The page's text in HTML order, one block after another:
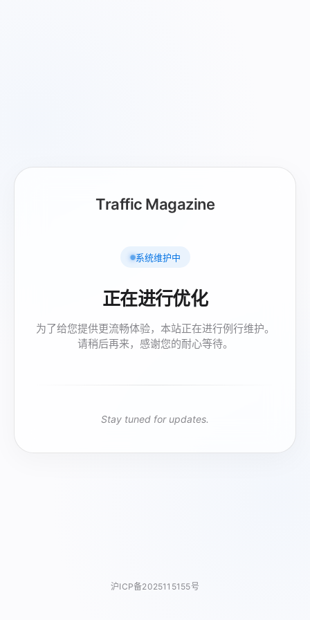
Traffic Magazine
系统维护中
正在进行优化
为了给您提供更流畅体验，本站正在进行例行维护。
请稍后再来，感谢您的耐心等待。
Stay tuned for updates.
沪ICP备2025115155号